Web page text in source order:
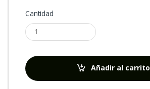
Cantidad
Añadir al carrito